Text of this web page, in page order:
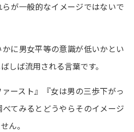
が一般的なイメージではないで
に男女平等の意識が低いかとい
しば流用される言葉です。
ースト』『女は男の三歩下がっ
てみるとどうやらそのイメージ
ん。